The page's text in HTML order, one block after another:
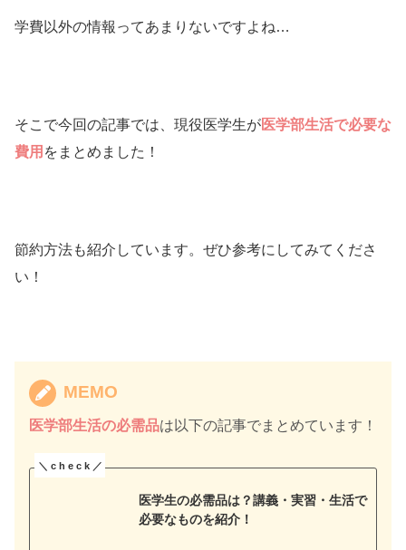
学費以外の情報ってあまりないですよね…
そこで今回の記事では、現役医学生が医学部生活で必要な
費用 をまとめました！
節約方法も紹介しています。ぜひ参考にしてみてくださ
い！
MEMO
医学部生活の必需品は以下の記事でまとめています！
医学生の必需品は？講義・実習・生活で
必要なものを紹介！